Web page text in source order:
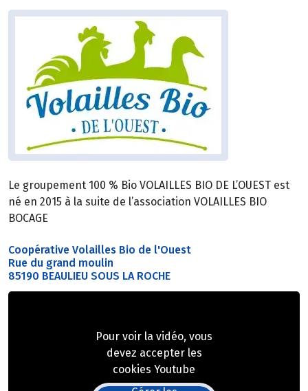
Le groupement 100 % Bio VOLAILLES BIO DE L’OUEST est
né en 2015 à la suite de l’association VOLAILLES BIO
BOCAGE
Coopérative Volailles Bio de l'Ouest
Rue du grand moulin
85190 BEAULIEU SOUS LA ROCHE
Pour voir la vidéo, vous
devez accepter les
cookies Youtube